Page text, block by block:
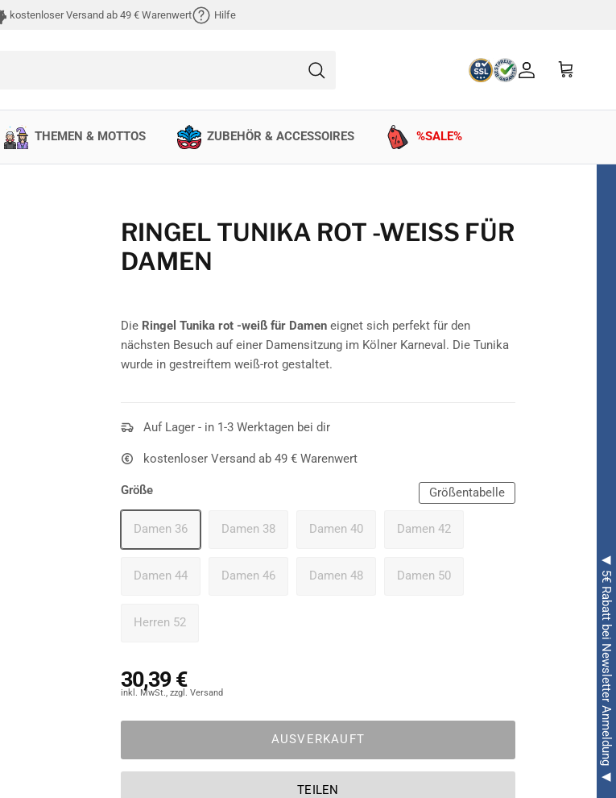
kostenloser Versand ab 49 € Warenwert Hilfe
Suchen
THEMEN & MOTTOS ZUBEHÖR & ACCESSOIRES %SALE%
◀ 5€ Rabatt bei Newsletter Anmeldung ◀
RINGEL TUNIKA ROT -WEISS FÜR D
AMEN
Die Ringel Tunika rot -weiß für Dameneignet sich perfekt für den
nächsten Besuch auf einer Damensitzung im Kölner Karneval. Die Tunika
wurde in gestreiftem weiß-rot gestaltet.
Auf Lager - in 1-3 Werktagen bei dir
kostenloser Versand ab 49 € Warenwert
Größe Größentabelle
Damen 36 Damen 38 Damen 40 Damen 42
Damen 44 Damen 46 Damen 48 Damen 50
Herren 52
30,39 €
AUSVERKAUFT
TEILEN